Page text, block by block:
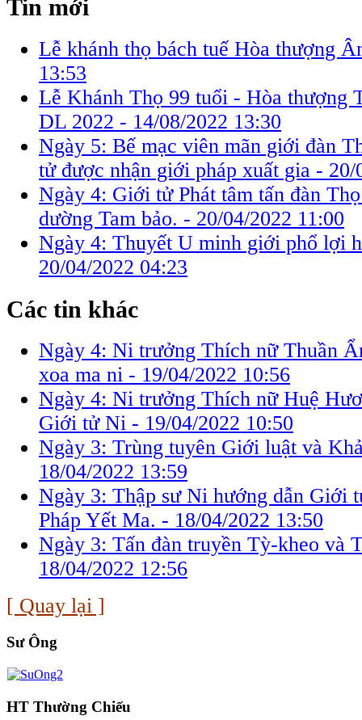
Tin mới
Lễ khánh thọ bách tuế Hòa thượng
13:53
Lễ Khánh Thọ 99 tuổi - Hòa thượng
DL 2022 - 14/08/2022 13:30
Ngày 5: Bế mạc viên mãn giới đàn
tử được nhận giới pháp xuất gia - 20/
Ngày 4: Giới tử Phát tâm tấn đàn
dường Tam bảo. - 20/04/2022 11:00
Ngày 4: Thuyết U minh giới phổ lợi
20/04/2022 04:23
Các tin khác
Ngày 4: Ni trưởng Thích nữ Thuần
xoa ma ni - 19/04/2022 10:56
Ngày 4: Ni trưởng Thích nữ Huệ
Giới tử Ni - 19/04/2022 10:50
Ngày 3: Trùng tuyên Giới luật và
18/04/2022 13:59
Ngày 3: Thập sư Ni hướng dẫn Giới
Pháp Yết Ma. - 18/04/2022 13:50
Ngày 3: Tấn đàn truyền Tỳ-kheo và
18/04/2022 12:56
[ Quay lại ]
Sư Ông
HT Thường Chiếu